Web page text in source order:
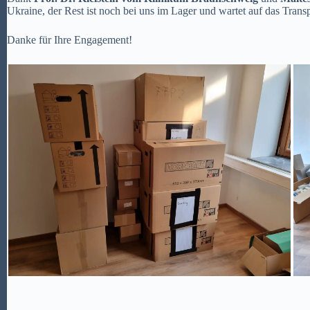
Ukraine, der Rest ist noch bei uns im Lager und wartet auf das
Danke für Ihre Engagement!